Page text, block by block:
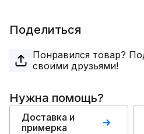
Поделиться
Понравился товар?
своими друзьями!
Нужна помощь?
Доставка и
примерка